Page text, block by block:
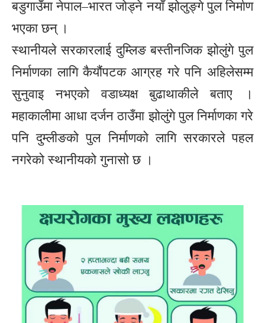
बडुगाउँमा नेपाल–भारत जोड्ने नयाँ झोलुङ्गे पुल निर्माण
भएका छन् ।
स्थानीयले सरकारलाई दुम्लिङ बस्तीनजिक झोलुंगे पुल
निर्माणका लागि कैयौंपटक आग्रह गरे पनि अहिलेसम्म
सुनुवाइ नभएको वडाध्यक्ष बुढाथाकीले बताए ।
महाकालीमा आधा दर्जन ठाउँमा झोलुंगे पुल निर्माणका गरे
पनि दुम्लीङको पुल निर्माणको लागि सरकारले पहल
नगरेको स्थानीयको गुनासो छ ।